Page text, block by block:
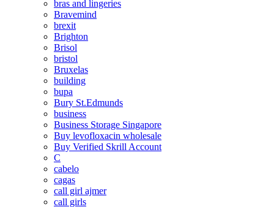
bras and lingeries
Bravemind
brexit
Brighton
Brisol
bristol
Bruxelas
building
bupa
Bury St.Edmunds
business
Business Storage Singapore
Buy levofloxacin wholesale
Buy Verified Skrill Account
C
cabelo
cagas
call girl ajmer
call girls